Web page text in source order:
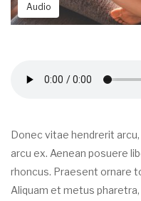
Audio
Donec vitae hendrerit
arcu ex. Aenean posuere
rhoncus. Praesent ornare
Aliquam et metus